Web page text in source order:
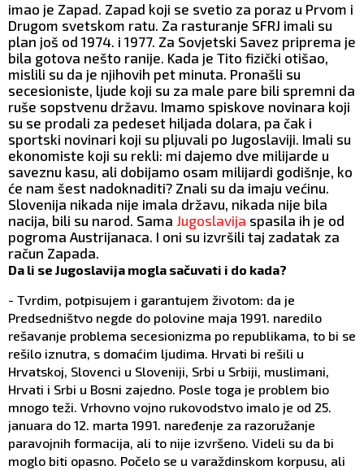
imao je Zapad. Zapad koji se svetio za poraz u Prvom i
Drugom svetskom ratu. Za rasturanje SFRJ imali su
plan još od 1974. i 1977. Za Sovjetski Savez priprema je
bila gotova nešto ranije. Kada je Tito fizički otišao,
mislili su da je njihovih pet minuta. Pronašli su
secesioniste, ljude koji su za male pare bili spremni da
ruše sopstvenu državu. Imamo spiskove novinara koji
su se prodali za pedeset hiljada dolara, pa čak i
sportski novinari koji su pljuvali po Jugoslaviji. Imali su
ekonomiste koji su rekli: mi dajemo dve milijarde u
saveznu kasu, ali dobijamo osam milijardi godišnje, ko
će nam šest nadoknaditi? Znali su da imaju većinu.
Slovenija nikada nije imala državu, nikada nije bila
nacija, bili su narod. Sama Jugoslavija spasila ih je od
pogroma Austrijanaca. I oni su izvršili taj zadatak za
račun Zapada.
Da li se Jugoslavija mogla sačuvati i do kada?
- Tvrdim, potpisujem i garantujem životom: da je
Predsedništvo negde do polovine maja 1991. naredilo
rešavanje problema secesionizma po republikama, to bi se
rešilo iznutra, s domaćim ljudima. Hrvati bi rešili u
Hrvatskoj, Slovenci u Sloveniji, Srbi u Srbiji, muslimani,
Hrvati i Srbi u Bosni zajedno. Posle toga je problem bio
mnogo teži. Vrhovno vojno rukovodstvo imalo je od 25.
januara do 12. marta 1991. naređenje za razoružanje
paravojnih formacija, ali to nije izvršeno. Videli su da bi
moglo biti opasno. Počelo se u varaždinskom korpusu, ali